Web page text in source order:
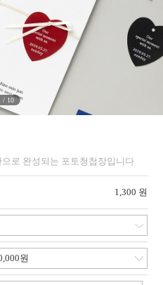
/ 10
로 완성되는 포토청첩장입니다
1,300 원